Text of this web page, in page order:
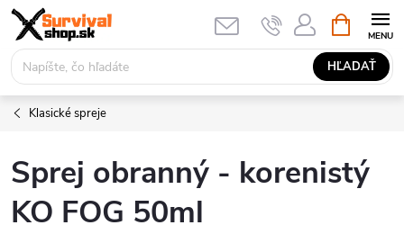
Prejsť
obsah
HĽADAŤ
KOŠÍK
Klasické spreje
Sprej obranný - korenistý
KO FOG 50ml